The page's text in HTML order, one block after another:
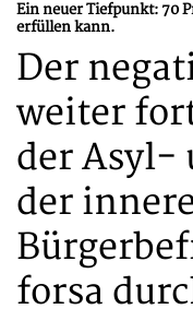
Ein neuer Tiefpunkt: 70
erfüllen kann.
Der
weiter
der Asyl-
der
forsa